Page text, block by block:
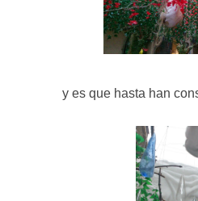
y es que hasta han